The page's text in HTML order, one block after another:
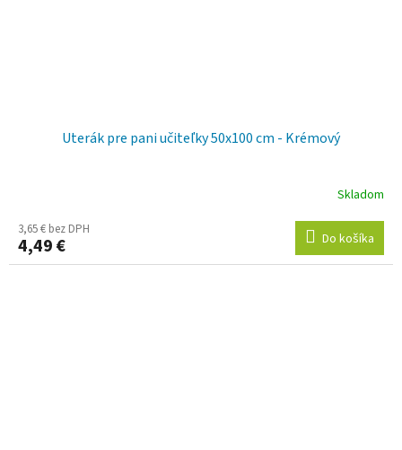
Uterák pre pani učiteľky 50x100 cm - Krémový
Skladom
3,65 € bez DPH
4,49 € Do košíka